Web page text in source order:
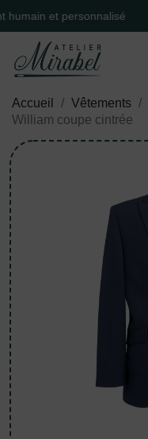
et personnalisé
Accueil Vêtements
William coupe cintrée